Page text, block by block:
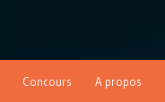
Concours A propos